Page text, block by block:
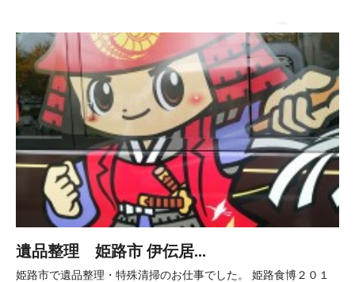
遺品整理 姫路市 伊伝居...
姫路市で遺品整理・特殊清掃のお仕事でした。 姫路食博２０１